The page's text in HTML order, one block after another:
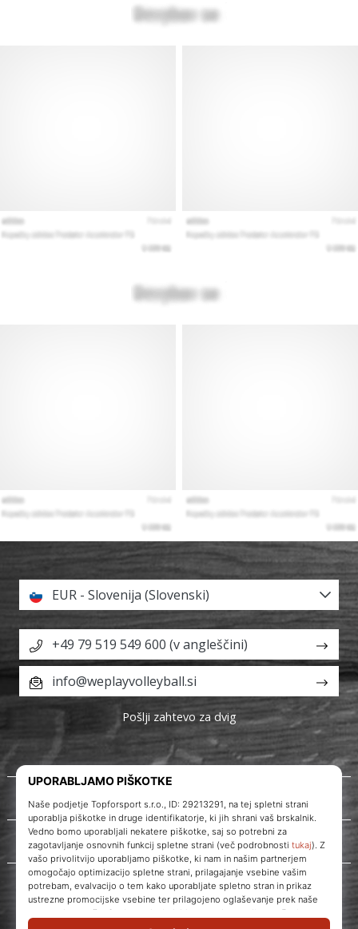
O nas
Storitve za stranke
EUR - Slovenija (Slovenski)
+49 79 519 549 600 (v angleščini)
info@weplayvolleyball.si
Pošlji zahtevo za dvig